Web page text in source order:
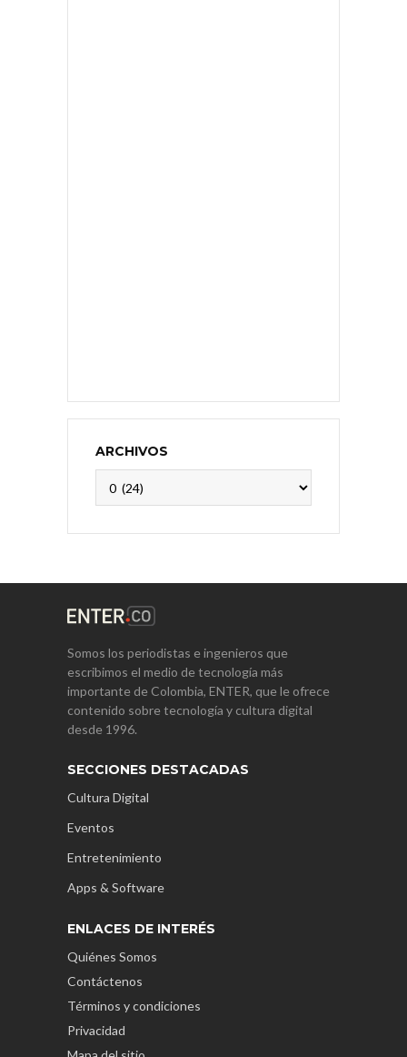
ARCHIVOS
Somos los periodistas e ingenieros que
escribimos el medio de tecnología más
importante de Colombia, ENTER, que le ofrece
contenido sobre tecnología y cultura digital
desde 1996.
SECCIONES DESTACADAS
Cultura Digital
Eventos
Entretenimiento
Apps & Software
ENLACES DE INTERÉS
Quiénes Somos
Contáctenos
Términos y condiciones
Privacidad